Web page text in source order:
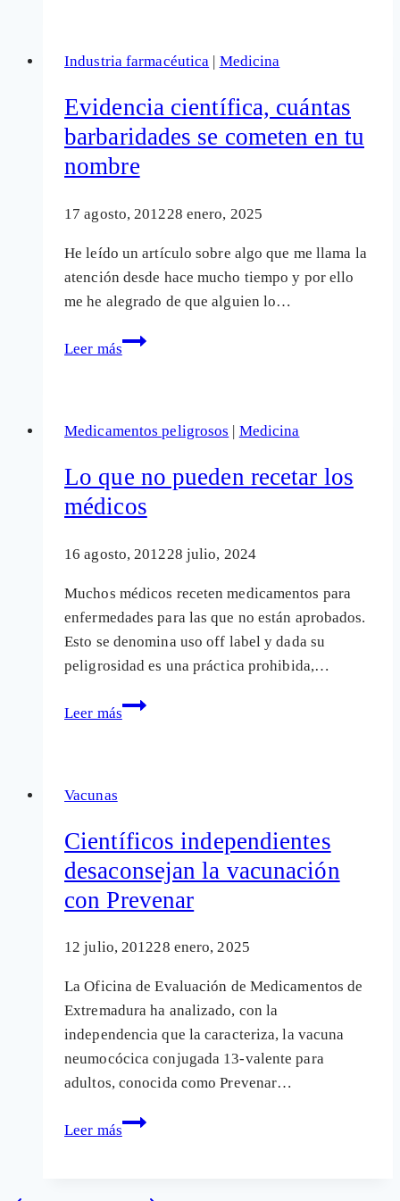
ley
la
prescripción
de
Industria farmacéutica | Medicina
Evidencia científica, cuántas
barbaridades se cometen en tu
nombre
17 agosto, 201228 enero, 2025
He leído un artículo sobre algo que me llama la
atención desde hace mucho tiempo y por ello
me he alegrado de que alguien lo…
Leer más
Evidencia
se
en
tu
Medicamentos peligrosos | Medicina
Lo que no pueden recetar los
médicos
16 agosto, 201228 julio, 2024
Muchos médicos receten medicamentos para
enfermedades para las que no están aprobados.
Esto se denomina uso off label y dada su
peligrosidad es una práctica prohibida,…
Leer más
Lo
médicos
Vacunas
Científicos independientes
desaconsejan la vacunación
con Prevenar
12 julio, 201228 enero, 2025
La Oficina de Evaluación de Medicamentos de
Extremadura ha analizado, con la
independencia que la caracteriza, la vacuna
neumocócica conjugada 13-valente para
adultos, conocida como Prevenar…
Leer más
Científicos